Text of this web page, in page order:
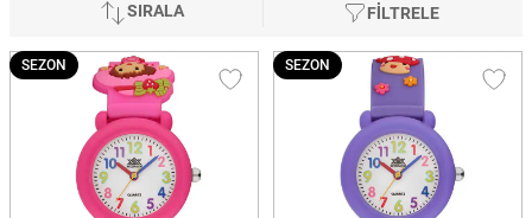
SIRALA FİLTRELE
SEZON SEZON